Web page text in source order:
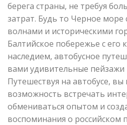
берега страны, не требуя
затрат. Будь то Черное море
волнами и историческими
Балтийское побережье с его
наследием, автобусное
вами удивительные пейзажи
Путешествуя на автобусе, вы
возможность встречать
обмениваться опытом и
воспоминания о российском